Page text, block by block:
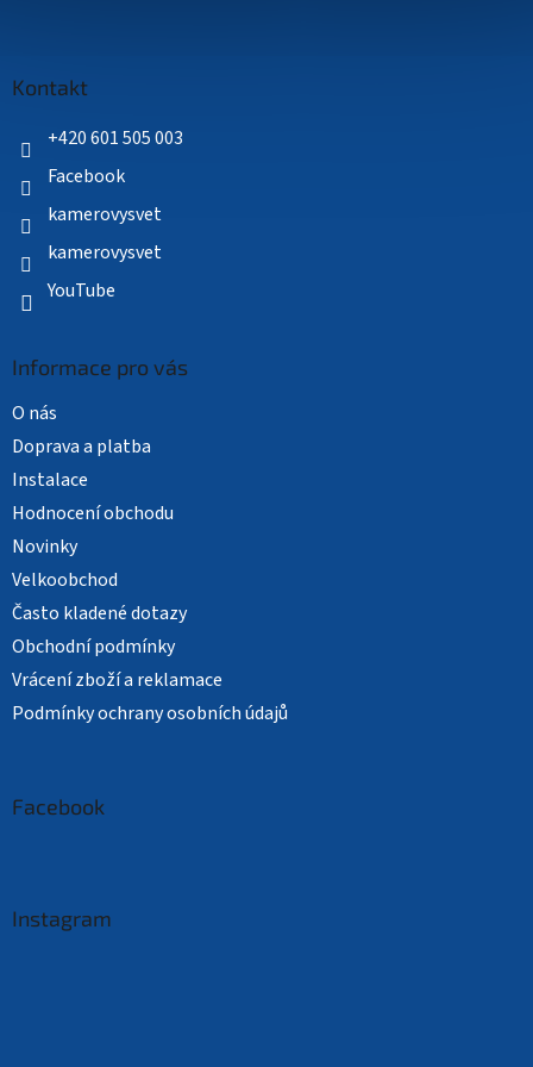
Kontakt
+420 601 505 003
Facebook
kamerovysvet
kamerovysvet
YouTube
Informace pro vás
O nás
Doprava a platba
Instalace
Hodnocení obchodu
Novinky
Velkoobchod
Často kladené dotazy
Obchodní podmínky
Vrácení zboží a reklamace
Podmínky ochrany osobních údajů
Facebook
Instagram